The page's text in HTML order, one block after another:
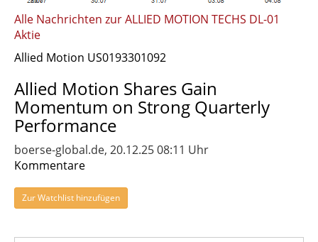
Alle Nachrichten zur ALLIED MOTION TECHS DL-01
Aktie
Allied Motion US0193301092
Allied Motion Shares Gain
Momentum on Strong Quarterly
Performance
boerse-global.de, 20.12.25 08:11 Uhr
Kommentare
Zur Watchlist hinzufügen